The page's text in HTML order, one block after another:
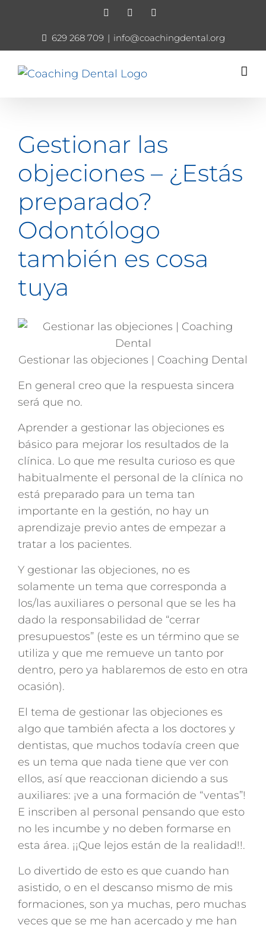
FacebookInstagram
629 268 709 | info@coachingdental.org
Gestionar las
objeciones – ¿Estás
preparado?
Odontólogo
también es cosa
tuya
Gestionar las objeciones | Coaching Dental
En general creo que la respuesta sincera
será que no.
Aprender a gestionar las objeciones es
básico para mejorar los resultados de la
clínica. Lo que me resulta curioso es que
habitualmente el personal de la clínica no
está preparado para un tema tan
importante en la gestión, no hay un
aprendizaje previo antes de empezar a
tratar a los pacientes.
Y gestionar las objeciones, no es
solamente un tema que corresponda a
los/las auxiliares o personal que se les ha
dado la responsabilidad de “cerrar
presupuestos” (este es un término que se
utiliza y que me remueve un tanto por
dentro, pero ya hablaremos de esto en otra
ocasión).
El tema de gestionar las objeciones es
algo que también afecta a los doctores y
dentistas, que muchos todavía creen que
es un tema que nada tiene que ver con
ellos, así que reaccionan diciendo a sus
auxiliares: ¡ve a una formación de “ventas”!
E inscriben al personal pensando que esto
no les incumbe y no deben formarse en
esta área. ¡¡Que lejos están de la realidad!!.
Lo divertido de esto es que cuando han
asistido, o en el descanso mismo de mis
formaciones, son ya muchas, pero muchas
veces que se me han acercado y me han